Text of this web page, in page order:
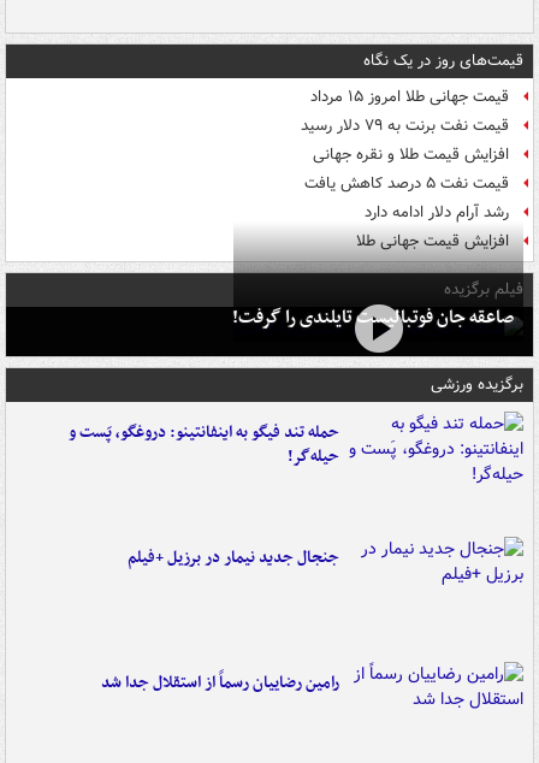
قیمت‌های روز در یک نگاه
قیمت جهانی طلا امروز ۱۵ مرداد
قیمت نفت برنت به ۷۹ دلار رسید
افزایش قیمت طلا و نقره جهانی
قیمت نفت ۵ درصد کاهش یافت
رشد آرام دلار ادامه دارد
افزایش قیمت جهانی طلا
فیلم برگزیده
صاعقه جان فوتبالیست تایلندی را گرفت!
برگزیده ورزشی
حمله تند فیگو به اینفانتینو: دروغگو، پَست‌ و
حیله‌گر!
جنجال جدید نیمار در برزیل +فیلم
رامین رضاییان رسماً از استقلال جدا شد